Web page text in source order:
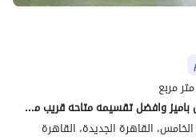
قصر فيلا للبيع فى التجمع الخامس باميز وافضل تقسيمه متاحه قريب من جميع الطرق والمحاور الرئيسيه
القاهرة الجديدة، القاهرة